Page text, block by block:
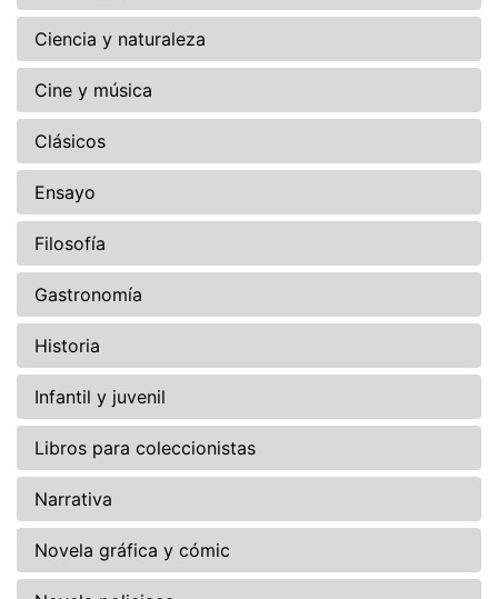
Ciencia y naturaleza
Cine y música
Clásicos
Ensayo
Filosofía
Gastronomía
Historia
Infantil y juvenil
Libros para coleccionistas
Narrativa
Novela gráfica y cómic